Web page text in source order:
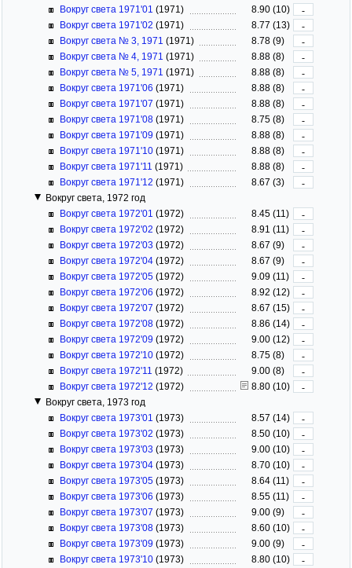
Вокруг света 1971'01 (1971) 8.90 (10)
-
Вокруг света 1971'02 (1971) 8.77 (13)
-
Вокруг света № 3, 1971 (1971) 8.78 (9)
-
Вокруг света № 4, 1971 (1971) 8.88 (8)
-
Вокруг света № 5, 1971 (1971) 8.88 (8)
-
Вокруг света 1971'06 (1971) 8.88 (8)
-
Вокруг света 1971'07 (1971) 8.88 (8)
-
Вокруг света 1971'08 (1971) 8.75 (8)
-
Вокруг света 1971'09 (1971) 8.88 (8)
-
Вокруг света 1971'10 (1971) 8.88 (8)
-
Вокруг света 1971'11 (1971) 8.88 (8)
-
Вокруг света 1971'12 (1971) 8.67 (3)
-
Вокруг света, 1972 год
Вокруг света 1972'01 (1972) 8.45 (11)
-
Вокруг света 1972'02 (1972) 8.91 (11)
-
Вокруг света 1972'03 (1972) 8.67 (9)
-
Вокруг света 1972'04 (1972) 8.67 (9)
-
Вокруг света 1972'05 (1972) 9.09 (11)
-
Вокруг света 1972'06 (1972) 8.92 (12)
-
Вокруг света 1972'07 (1972) 8.67 (15)
-
Вокруг света 1972'08 (1972) 8.86 (14)
-
Вокруг света 1972'09 (1972) 9.00 (12)
-
Вокруг света 1972'10 (1972) 8.75 (8)
-
Вокруг света 1972'11 (1972) 9.00 (8)
-
Вокруг света 1972'12 (1972) 8.80 (10)
-
Вокруг света, 1973 год
Вокруг света 1973'01 (1973) 8.57 (14)
-
Вокруг света 1973'02 (1973) 8.50 (10)
-
Вокруг света 1973'03 (1973) 9.00 (10)
-
Вокруг света 1973'04 (1973) 8.70 (10)
-
Вокруг света 1973'05 (1973) 8.64 (11)
-
Вокруг света 1973'06 (1973) 8.55 (11)
-
Вокруг света 1973'07 (1973) 9.00 (9)
-
Вокруг света 1973'08 (1973) 8.60 (10)
-
Вокруг света 1973'09 (1973) 9.00 (9)
-
Вокруг света 1973'10 (1973) 8.80 (10) -